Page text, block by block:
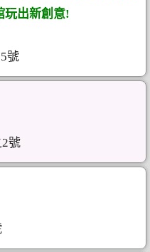
玩出新創意!
號
號